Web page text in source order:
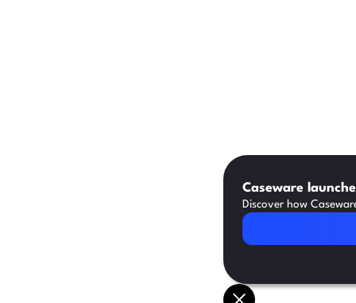
Caseware
Discover how
Read Article